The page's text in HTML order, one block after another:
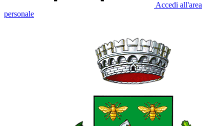
Accedi all'area
personale